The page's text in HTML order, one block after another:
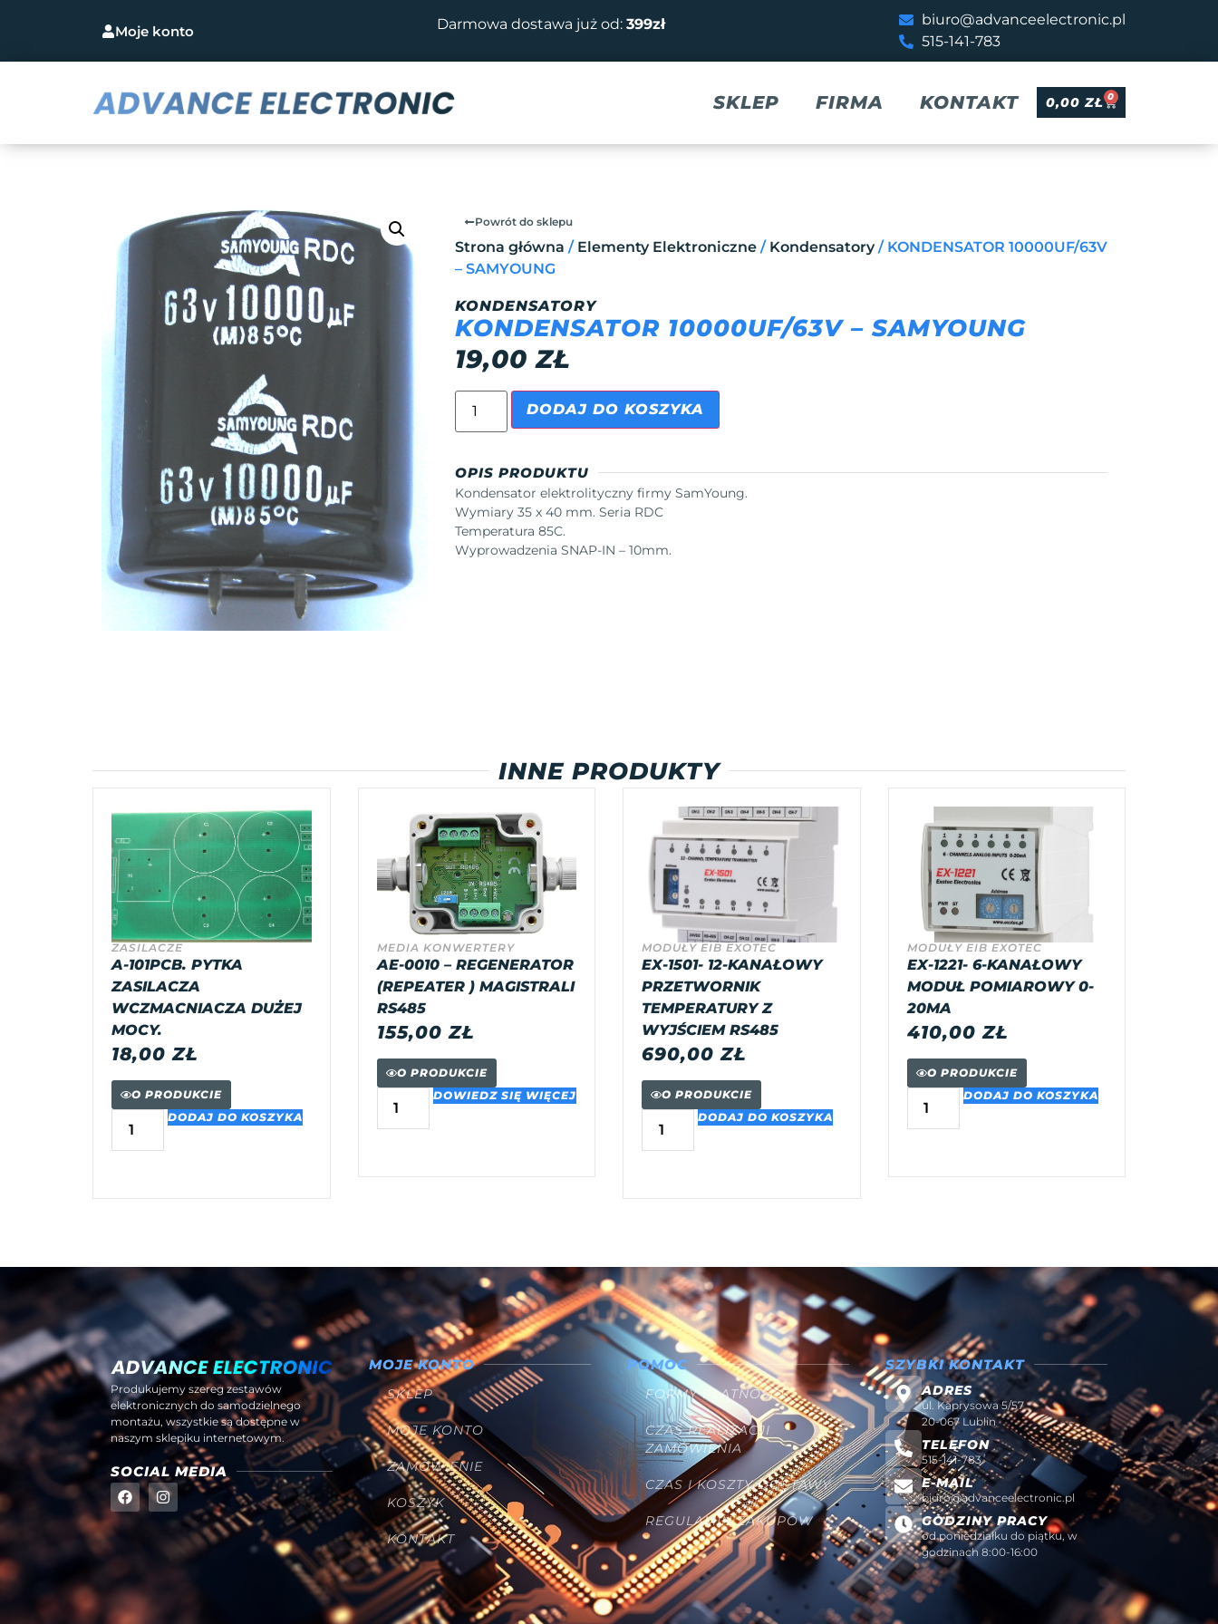
Moje konto Darmowa dostawa już od: 399zł
biuro@advanceelectronic.pl
515-141-783
SKLEP FIRMA KONTAKT 0,00ZŁ 0
Powrót do sklepu
Strona główna / Elementy Elektroniczne/ Kondensatory/ KONDENSATOR 10000UF/63V
– SAMYOUNG
KONDENSATORY
KONDENSATOR 10000UF/63V – SAMYOUNG
19,00ZŁ
DODAJ DO KOSZYKA
OPIS PRODUKTU
Kondensator elektrolityczny firmy SamYoung.
Wymiary 35 x 40 mm. Seria RDC
Temperatura 85C.
Wyprowadzenia SNAP-IN – 10mm.
INNE PRODUKTY
ZASILACZE
A-101PCB. PYTKA
ZASILACZA
WCZMACNIACZA DUŻEJ
MOCY.
18,00ZŁ
O PRODUKCIE
DODAJ DO KOSZYKA
MEDIA KONWERTERY
AE-0010 – REGENERATOR
(REPEATER ) MAGISTRALI
RS485
155,00ZŁ
O PRODUKCIE
DOWIEDZ SIĘ WIĘCEJ
MODUŁY EIB EXOTEC
EX-1501- 12-KANAŁOWY
PRZETWORNIK
TEMPERATURY Z
WYJŚCIEM RS485
690,00ZŁ
O PRODUKCIE
DODAJ DO KOSZYKA
MODUŁY EIB EXOTEC
EX-1221- 6-KANAŁOWY
MODUŁ POMIAROWY 0-
20MA
410,00ZŁ
O PRODUKCIE
DODAJ DO KOSZYKA
Produkujemy szereg zestawów
elektronicznych do samodzielnego
montażu, wszystkie są dostępne w
naszym sklepiku internetowym.
SOCIAL MEDIA
MOJE KONTO
SKLEP
MOJE KONTO
ZAMÓWIENIE
KOSZYK
KONTAKT
POMOC
FORMY PŁATNOŚCI
CZAS REALIZACJI
ZAMÓWIENIA
CZAS I KOSZTY DOSTAWY
REGULAMIN ZAKUPÓW
SZYBKI KONTAKT
ADRES
ul. Kaprysowa 5/57
20-067 Lublin
TELEFON
515-141-783
E-MAIL
biuro@advanceelectronic.pl
GODZINY PRACY
od poniedziałku do piątku, w
godzinach 8:00-16:00